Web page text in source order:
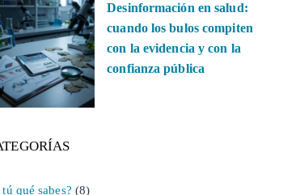
Desinformación en salud:
cuando los bulos compiten
con la evidencia y con la
confianza pública
tú qué sabes? (8)